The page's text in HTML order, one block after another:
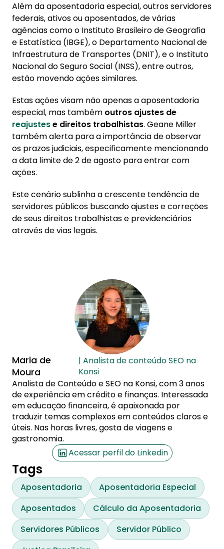
Além da aposentadoria especial, outros servidores
federais, ativos ou aposentados, de várias
agências como o Instituto Brasileiro de Geografia
e Estatística (IBGE), o Departamento Nacional de
Infraestrutura de Transportes (DNIT), e o Instituto
Nacional do Seguro Social (INSS), entre outros,
estão movendo ações similares.
Estas ações visam não apenas a aposentadoria
especial, mas também outros ajustes de
reajustese direitos trabalhistas. Geane Miller
também alerta para a importância de observar
os prazos judiciais, especificamente mencionando
a data limite de 2 de agosto para entrar com
ações.
Este cenário sublinha a crescente tendência de
servidores públicos buscando ajustes e correções
de seus direitos trabalhistas e previdenciários
através de vias legais.
Maria de
Moura
| Analista de conteúdo SEO na
Konsi
Analista de Conteúdo e SEO na Konsi, com 3 anos
de experiência em crédito e finanças. Interessada
em educação financeira, é apaixonada por
traduzir temas complexos em conteúdos claros e
úteis. Nas horas livres, gosta de viagens e
gastronomia.
Acessar perfil do Linkedin
Tags
Aposentadoria
Aposentadoria Especial
Aposentados
Cálculo da Aposentadoria
Servidores Públicos
Servidor Público